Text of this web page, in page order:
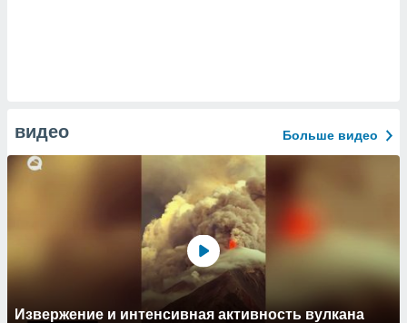
видео Больше видео
Извержение и интенсивная активность вулкана